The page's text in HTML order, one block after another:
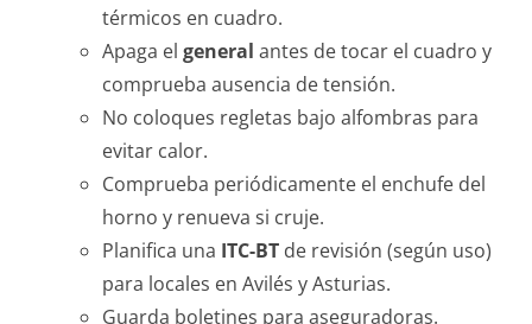
térmicos en cuadro.
Apaga el general antes de tocar el cuadro y
comprueba ausencia de tensión.
No coloques regletas bajo alfombras para
evitar calor.
Comprueba periódicamente el enchufe del
horno y renueva si cruje.
Planifica una ITC-BT de revisión (según uso)
para locales en Avilés y Asturias.
Guarda boletines para aseguradoras.